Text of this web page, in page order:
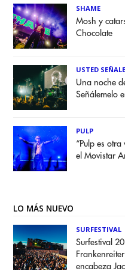
SHAME
Mosh y
Chocolate
USTED
Una noche
Señálemelo
PULP
“Pulp es
el Movistar
LO MÁS NUEVO
SURFESTIVAL
Surfestival
encabeza